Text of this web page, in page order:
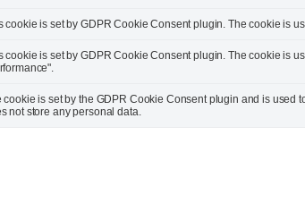
cookie is set by GDPR Cookie Consent plugin. The cookie is
cookie is set by GDPR Cookie Consent plugin. The cookie is
cookie is set by the GDPR Cookie Consent plugin and is used
not store any personal data.